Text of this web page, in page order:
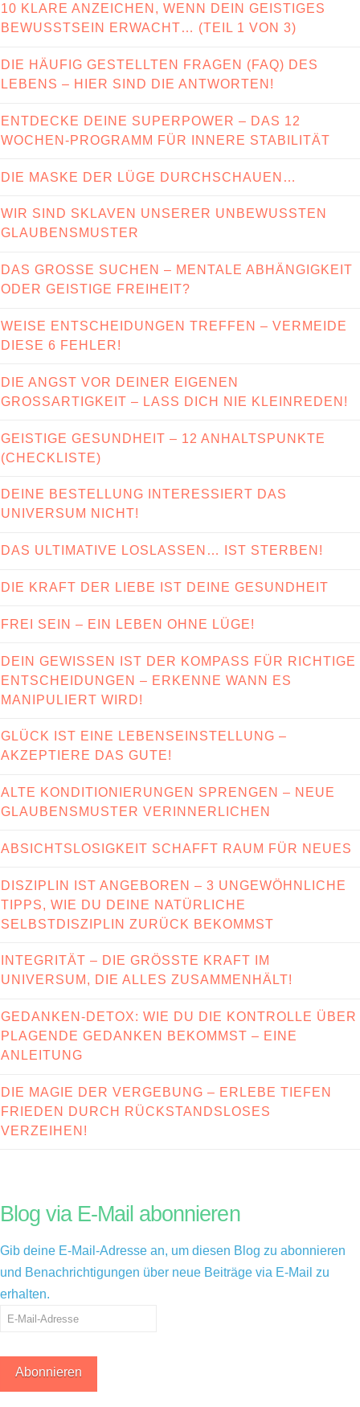
10 KLARE ANZEICHEN, WENN DEIN GEISTIGES
BEWUSSTSEIN ERWACHT… (TEIL 1 VON 3)
DIE HÄUFIG GESTELLTEN FRAGEN (FAQ) DES
LEBENS – HIER SIND DIE ANTWORTEN!
ENTDECKE DEINE SUPERPOWER – DAS 12
WOCHEN-PROGRAMM FÜR INNERE STABILITÄT
DIE MASKE DER LÜGE DURCHSCHAUEN…
WIR SIND SKLAVEN UNSERER UNBEWUSSTEN
GLAUBENSMUSTER
DAS GROSSE SUCHEN – MENTALE ABHÄNGIGKEIT
ODER GEISTIGE FREIHEIT?
WEISE ENTSCHEIDUNGEN TREFFEN – VERMEIDE
DIESE 6 FEHLER!
DIE ANGST VOR DEINER EIGENEN
GROSSARTIGKEIT – LASS DICH NIE KLEINREDEN!
GEISTIGE GESUNDHEIT – 12 ANHALTSPUNKTE
(CHECKLISTE)
DEINE BESTELLUNG INTERESSIERT DAS
UNIVERSUM NICHT!
DAS ULTIMATIVE LOSLASSEN… IST STERBEN!
DIE KRAFT DER LIEBE IST DEINE GESUNDHEIT
FREI SEIN – EIN LEBEN OHNE LÜGE!
DEIN GEWISSEN IST DER KOMPASS FÜR RICHTIGE
ENTSCHEIDUNGEN – ERKENNE WANN ES
MANIPULIERT WIRD!
GLÜCK IST EINE LEBENSEINSTELLUNG –
AKZEPTIERE DAS GUTE!
ALTE KONDITIONIERUNGEN SPRENGEN – NEUE
GLAUBENSMUSTER VERINNERLICHEN
ABSICHTSLOSIGKEIT SCHAFFT RAUM FÜR NEUES
DISZIPLIN IST ANGEBOREN – 3 UNGEWÖHNLICHE
TIPPS, WIE DU DEINE NATÜRLICHE
SELBSTDISZIPLIN ZURÜCK BEKOMMST
INTEGRITÄT – DIE GRÖSSTE KRAFT IM U
NIVERSUM, DIE ALLES ZUSAMMENHÄLT!
GEDANKEN-DETOX: WIE DU DIE KONTROLLE ÜBER
PLAGENDE GEDANKEN BEKOMMST – EINE
ANLEITUNG
DIE MAGIE DER VERGEBUNG – ERLEBE TIEFEN
FRIEDEN DURCH RÜCKSTANDSLOSES
VERZEIHEN!
Blog via E-Mail abonnieren
Gib deine E-Mail-Adresse an, um diesen Blog zu abonnieren
und Benachrichtigungen über neue Beiträge via E-Mail zu
erhalten.
E-
Adresse
Abonnieren